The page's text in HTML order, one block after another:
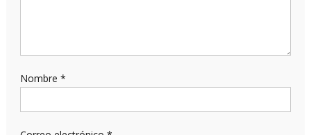
Nombre *